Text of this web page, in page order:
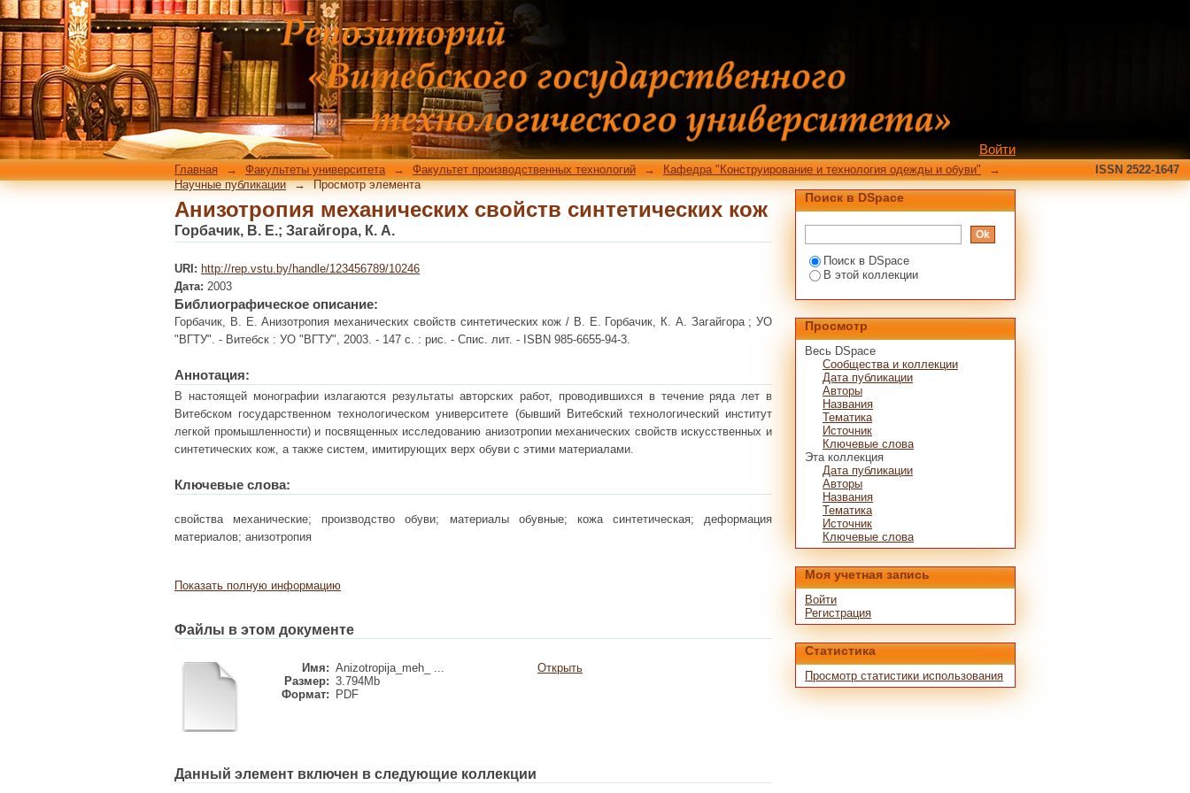
Анизотропия механических свойств синтетических кож
Войти
Главная → Факультеты университета → Факультет производственных технологий → Кафедра "Конструирование и технология одежды и обуви"
→
Научные публикации → Просмотр элемента
ISSN 2522-1647
Анизотропия механических свойств синтетических кож
Горбачик, В. Е.; Загайгора, К. А.
URI: http://rep.vstu.by/handle/123456789/10246
Дата: 2003
Библиографическое описание:
Горбачик, В. Е. Анизотропия механических свойств синтетических кож / В. Е. Горбачик, К. А. Загайгора ; УО
"ВГТУ". - Витебск : УО "ВГТУ", 2003. - 147 с. : рис. - Спис. лит. - ISBN 985-6655-94-3.
Аннотация:
В настоящей монографии излагаются результаты авторских работ, про­водившихся в течение ряда лет в
Витебском государственном технологическом университете (бывший Витебский технологический институт
легкой промыш­ленности) и посвященных исследованию анизотропии механических свойств искусственных и
синтетических кож, а также систем, имитирующих верх обуви с этими материалами.
Ключевые слова:
свойства механические; производство обуви; материалы обувные; кожа синтетическая; деформация
материалов; анизотропия
Показать полную информацию
Файлы в этом документе
Имя: Anizotropija_meh_ ...
Размер: 3.794Mb
Формат:
PDF
Открыть
Данный элемент включен в следующие коллекции
Поиск в DSpace
Поиск в DSpace
В этой коллекции
Просмотр
Весь DSpace
Сообщества и коллекции
Дата публикации
Авторы
Названия
Тематика
Источник
Ключевые слова
Эта коллекция
Дата публикации
Авторы
Названия
Тематика
Источник
Ключевые слова
Моя учетная запись
Войти
Регистрация
Статистика
Просмотр статистики использования